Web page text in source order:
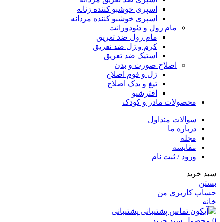
اسپری خوشبو کننده زنانه
اسپری خوشبو کننده مردانه
مام رول و دئودورانت
مام رول ضد تعریق
کرم و ژل ضد تعریق
استیک ضد تعریق
اصلاح صورت و بدن
ژل و فوم اصلاح
تیغ و یدک اصلاح
افترشیو
محصولات مادر و کودک
سوالات متداول
درباره ما
مجله
مقایسه
ورود / ثبت نام
سبد خرید
بستن
حساب کاربری من
خانه
پشتیبانی